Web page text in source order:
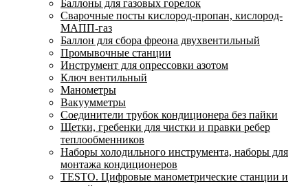
Баллоны для газовых горелок
Сварочные посты кислород-пропан, кислород-
МАПП-газ
Баллон для сбора фреона двухвентильный
Промывочные станции
Инструмент для опрессовки азотом
Ключ вентильный
Манометры
Вакуумметры
Соединители трубок кондиционера без пайки
Щетки, гребенки для чистки и правки ребер
теплообменников
Наборы холодильного инструмента, наборы для
монтажа кондиционеров
TESTO. Цифровые манометрические станции и